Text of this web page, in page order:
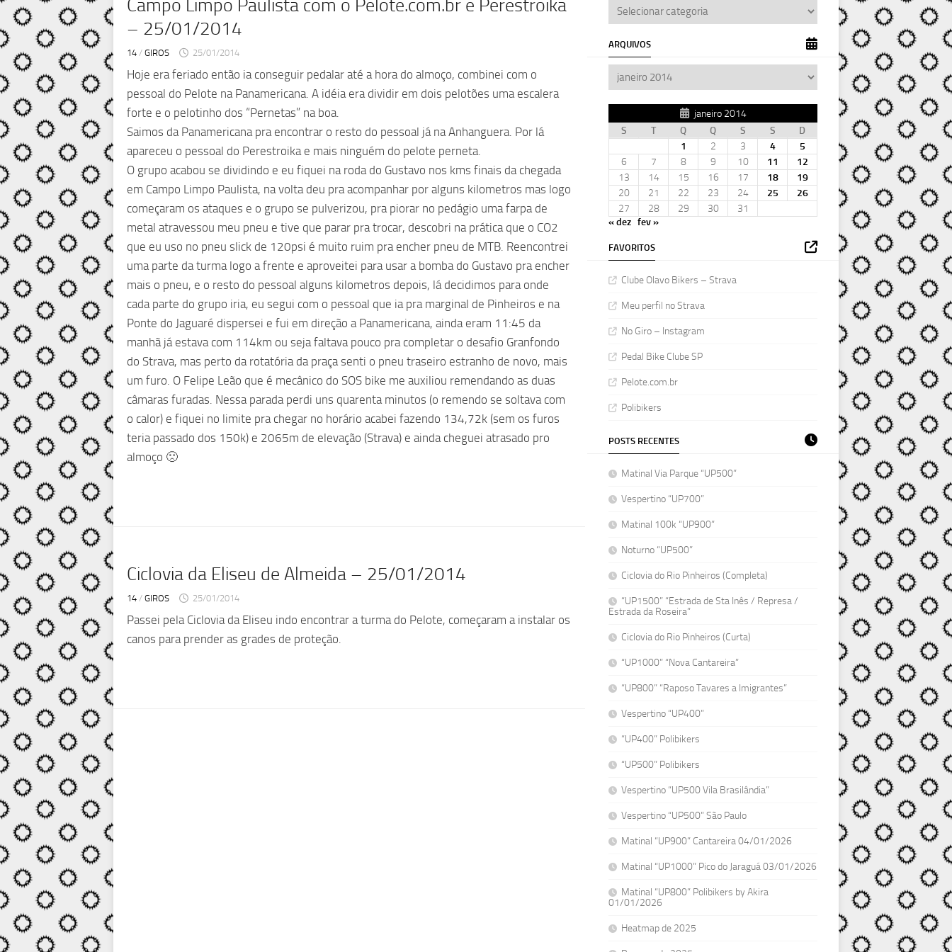
Campo Limpo Paulista com o Pelote.com.br e Perestroika
– 25/01/2014
14 / GIROS 25/01/2014
Hoje era feriado então ia conseguir pedalar até a hora do almoço, combinei com o
pessoal do Pelote na Panamericana. A idéia era dividir em dois pelotões uma escalera
forte e o pelotinho dos “Pernetas” na boa.
Saimos da Panamericana pra encontrar o resto do pessoal já na Anhanguera. Por lá
apareceu o pessoal do Perestroika e mais ninguém do pelote perneta.
O grupo acabou se dividindo e eu fiquei na roda do Gustavo nos kms finais da chegada
em Campo Limpo Paulista, na volta deu pra acompanhar por alguns kilometros mas logo
começaram os ataques e o grupo se pulverizou, pra piorar no pedágio uma farpa de
metal atravessou meu pneu e tive que parar pra trocar, descobri na prática que o CO2
que eu uso no pneu slick de 120psi é muito ruim pra encher pneu de MTB. Reencontrei
uma parte da turma logo a frente e aproveitei para usar a bomba do Gustavo pra encher
mais o pneu, e o resto do pessoal alguns kilometros depois, lá decidimos para onde
cada parte do grupo iria, eu segui com o pessoal que ia pra marginal de Pinheiros e na
Ponte do Jaguaré dispersei e fui em direção a Panamericana, ainda eram 11:45 da
manhã já estava com 114km ou seja faltava pouco pra completar o desafio Granfondo
do Strava, mas perto da rotatória da praça senti o pneu traseiro estranho de novo, mais
um furo. O Felipe Leão que é mecânico do SOS bike me auxiliou remendando as duas
câmaras furadas. Nessa parada perdi uns quarenta minutos (o remendo se soltava com
o calor) e fiquei no limite pra chegar no horário acabei fazendo 134,72k (sem os furos
teria passado dos 150k) e 2065m de elevação (Strava) e ainda cheguei atrasado pro
almoço 🙁
Ciclovia da Eliseu de Almeida – 25/01/2014
14 / GIROS 25/01/2014
Passei pela Ciclovia da Eliseu indo encontrar a turma do Pelote, começaram a instalar os
canos para prender as grades de proteção.
ARQUIVOS
janeiro 2014
S
T Q Q S S
D
1
2 3 4
5
6
7 8 9 10 11
12
13
14 15 16 17 18
19
20
21 22 23 24 25
26
27
28 29 30
31
« dez fev »
FAVORITOS
Clube Olavo Bikers – Strava
Meu perfil no Strava
No Giro – Instagram
Pedal Bike Clube SP
Pelote.com.br
Polibikers
POSTS RECENTES
Matinal Via Parque “UP500”
Vespertino “UP700”
Matinal 100k “UP900”
Noturno “UP500”
Ciclovia do Rio Pinheiros (Completa)
“UP1500” “Estrada de Sta Inês / Represa /
Estrada da Roseira”
Ciclovia do Rio Pinheiros (Curta)
“UP1000” “Nova Cantareira”
“UP800” “Raposo Tavares a Imigrantes”
Vespertino “UP400”
“UP400” Polibikers
“UP500” Polibikers
Vespertino “UP500 Vila Brasilândia”
Vespertino “UP500” São Paulo
Matinal “UP900” Cantareira 04/01/2026
Matinal “UP1000” Pico do Jaraguá 03/01/2026
Matinal “UP800” Polibikers by Akira
01/01/2026
Heatmap de 2025